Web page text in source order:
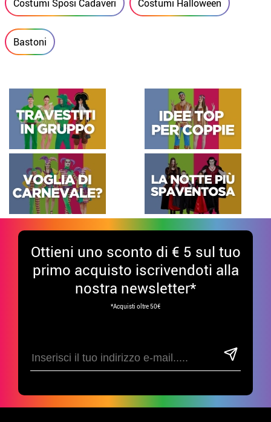
Costumi Sposi Cadaveri Costumi Halloween
Bastoni
Ottieni uno sconto di € 5 sul tuo
primo acquisto iscrivendoti alla
nostra newsletter*
*Acquisti oltre 50€